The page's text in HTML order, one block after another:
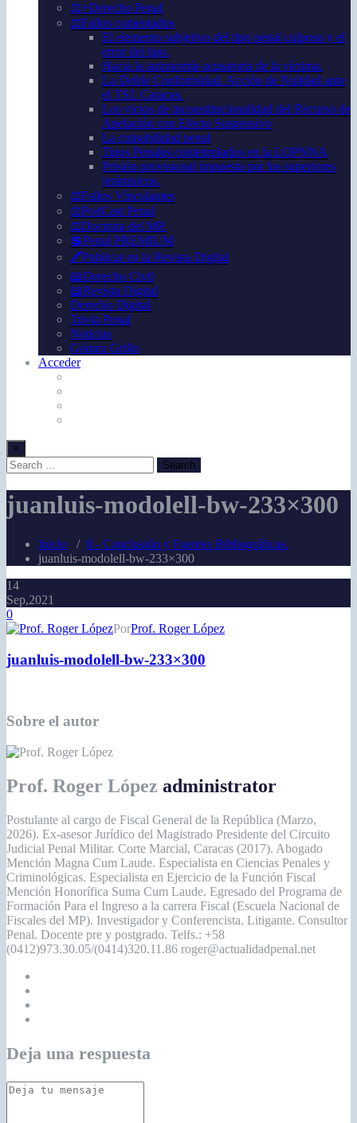
⚖️+Derecho Penal
⚖️Fallos comentados
El elemento subjetivo del tipo penal culposo y el
error del tipo.
Hacia la autonomía acusatoria de la víctima.
La Doble Conformidad. Acción de Nulidad ante
el TSJ. Caracas.
Los vicios de inconstitucionalidad del Recurso de
Apelación con Efecto Suspensivo
La culpabilidad penal
Tipos Penales contemplados en la LOPNNA
Prisión provisional impuesta por los superiores
jerárquicos.
⚖️Fallos Vínculantes
⚖️PodCast Penal
⚖️Doctrina del MP.
💲Penal PREMIUM
🖊️Publicar en la Revista Digital
📖Derecho Civil
📖Revista Digital
Derecho Digital
Trivia Penal
Noticias
Gómez Grillo
Acceder
×
juanluis-modolell-bw-233×300
Inicio / 8.- Conclusión y Fuentes Bibliográficas.
juanluis-modolell-bw-233×300
14
Sep,2021
0
PorProf. Roger López
juanluis-modolell-bw-233×300
Sobre el autor
Prof. Roger López administrator
Postulante al cargo de Fiscal General de la República (Marzo,
2026). Ex-asesor Jurídico del Magistrado Presidente del Circuito
Judicial Penal Militar. Corte Marcial, Caracas (2017). Abogado
Mención Magna Cum Laude. Especialista en Ciencias Penales y
Criminológicas. Especialista en Ejercicio de la Función Fiscal
Mención Honorífica Suma Cum Laude. Egresado del Programa de
Formación Para el Ingreso a la carrera Fiscal (Escuela Nacional de
Fiscales del MP). Investigador y Conferencista. Litigante. Consultor
Penal. Docente pre y postgrado. Telfs.: +58
(0412)973.30.05/(0414)320.11.86 roger@actualidadpenal.net
Deja una respuesta